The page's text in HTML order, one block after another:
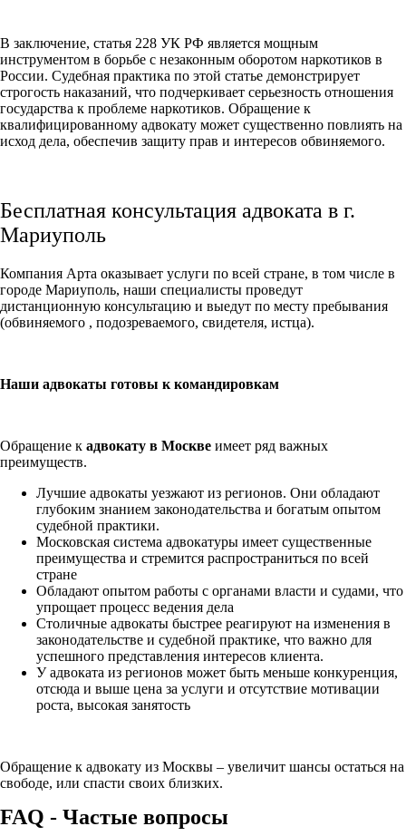
В заключение, статья 228 УК РФ является мощным
инструментом в борьбе с незаконным оборотом наркотиков в
России. Судебная практика по этой статье демонстрирует
строгость наказаний, что подчеркивает серьезность отношения
государства к проблеме наркотиков. Обращение к
квалифицированному адвокату может существенно повлиять на
исход дела, обеспечив защиту прав и интересов обвиняемого.
Бесплатная консультация адвоката в г.
Мариуполь
Компания Арта оказывает услуги по всей стране, в том числе в
городе Мариуполь, наши специалисты проведут
дистанционную консультацию и выедут по месту пребывания
(обвиняемого , подозреваемого, свидетеля, истца).
Наши адвокаты готовы к командировкам
Обращение к адвокату в Москве имеет ряд важных
преимуществ.
Лучшие адвокаты уезжают из регионов. Они обладают
глубоким знанием законодательства и богатым опытом
судебной практики.
Московская система адвокатуры имеет существенные
преимущества и стремится распространиться по всей
стране
Обладают опытом работы с органами власти и судами, что
упрощает процесс ведения дела
Столичные адвокаты быстрее реагируют на изменения в
законодательстве и судебной практике, что важно для
успешного представления интересов клиента.
У адвоката из регионов может быть меньше конкуренция,
отсюда и выше цена за услуги и отсутствие мотивации
роста, высокая занятость
Обращение к адвокату из Москвы – увеличит шансы остаться на
свободе, или спасти своих близких.
FAQ - Частые вопросы